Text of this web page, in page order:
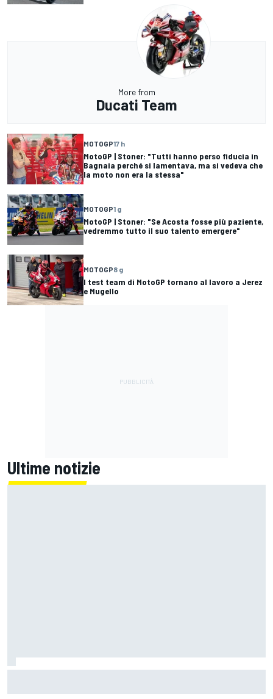
More from
Ducati Team
MOTOGP17 h
MotoGP | Stoner: "Tutti hanno perso fiducia in
Bagnaia perché si lamentava, ma si vedeva che
la moto non era la stessa"
MOTOGP1 g
MotoGP | Stoner: "Se Acosta fosse più paziente,
vedremmo tutto il suo talento emergere"
MOTOGP8 g
I test team di MotoGP tornano al lavoro a Jerez
e Mugello
Ultime notizie